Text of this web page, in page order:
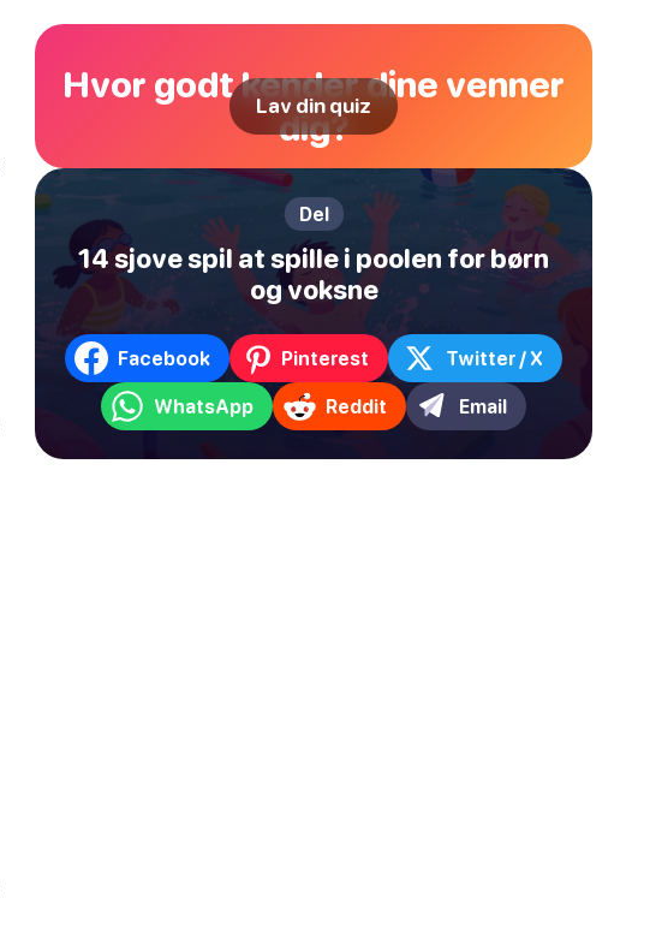
Hvor godt kender dine venner
dig?
Lav din quiz
Del
14 sjove spil at spille i poolen for børn
og voksne
Facebook Pinterest Twitter / X
WhatsApp Reddit Email